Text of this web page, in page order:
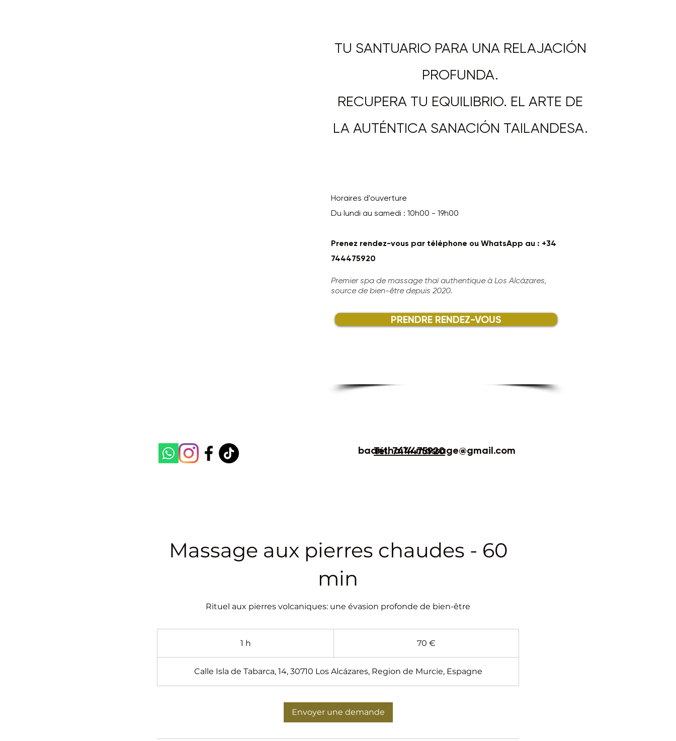
TU SANTUARIO PARA UNA RELAJACIÓN
PROFUNDA.
RECUPERA TU EQUILIBRIO. EL ARTE DE
LA AUTÉNTICA SANACIÓN TAILANDESA.
Horaires d'ouverture
Du lundi au samedi : 10h00 - 19h00
Prenez rendez-vous par téléphone ou WhatsApp au : +34
744475920
Premier spa de massage thaï authentique à Los Alcázares,
source de bien-être depuis 2020.
PRENDRE RENDEZ-VOUS
Tél. 744475920
baanthai14.massage@gmail.com
Massage aux pierres chaudes - 60
min
Rituel aux pierres volcaniques: une évasion profonde de bien-être
1 h 70 €
Calle Isla de Tabarca, 14, 30710 Los Alcázares, Region de Murcie, Espagne
Envoyer une demande